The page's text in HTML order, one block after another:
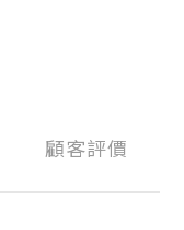
顧客評價